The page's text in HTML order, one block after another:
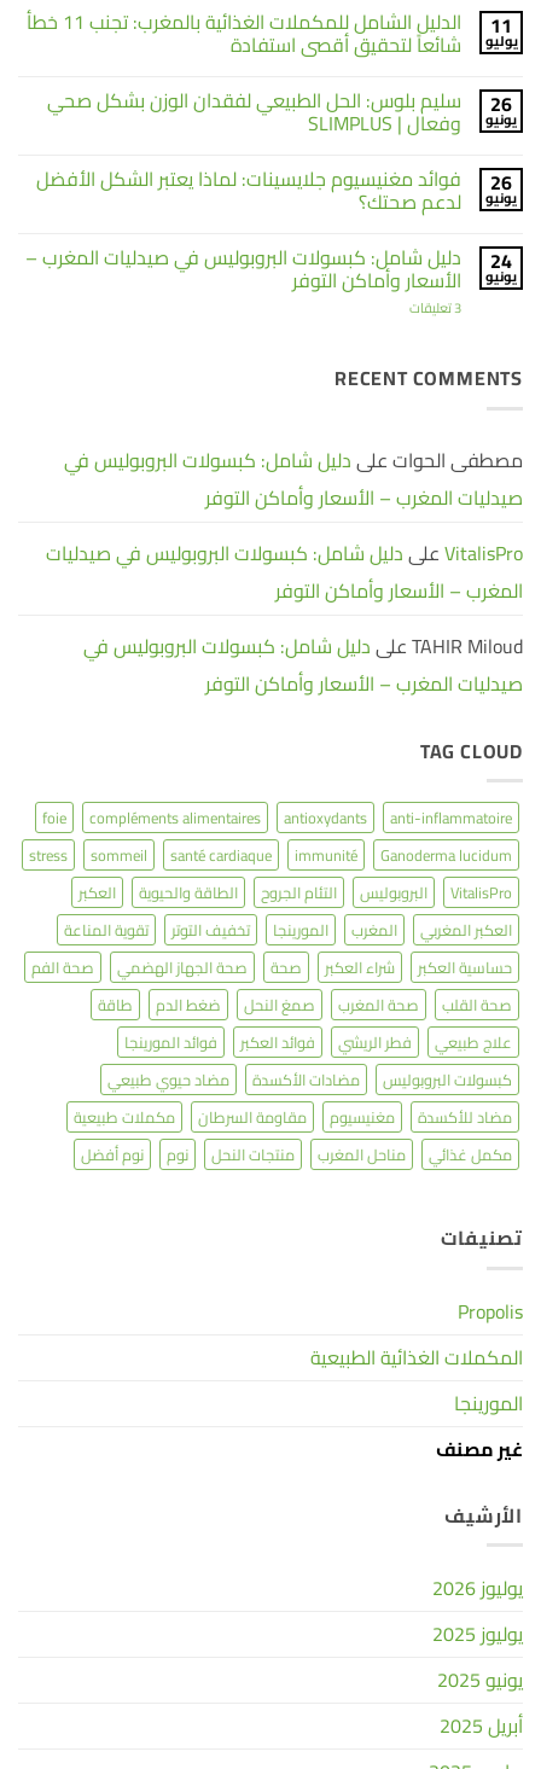
تعليقات
على
فيتامين
دليلك
الكامل
للطاقة،
التعب
11
يوليو
الدليل الشامل للمكملات الغذائية بالمغرب: تجنب 11 خطأ
شائعاً لتحقيق أقصى استفادة
تعليقات
على
الدليل
الغذائية
بالمغرب:
تجنب
شائعاً
لتحقيق
أقصى
استفادة
26
يونيو
سليم بلوس: الحل الطبيعي لفقدان الوزن بشكل صحي
وفعال | SLIMPLUS
تعليقات
على
سليم
الطبيعي
لفقدان
الوزن
بشكل
صحي
SLIMPLUS
26
يونيو
فوائد مغنيسيوم جلايسينات: لماذا يعتبر الشكل الأفضل
لدعم صحتك؟
تعليقات
على
فوائد
مغنيسيوم
جلايسينات:
الشكل
الأفضل
24
يونيو
دليل شامل: كبسولات البروبوليس في صيدليات المغرب –
الأسعار وأماكن التوفر
3 تعليقات على
البروبوليس
في
الأسعار
وأماكن
RECENT COMMENTS
مصطفى الحواتعلىدليل شامل: كبسولات البروبوليس في
صيدليات المغرب – الأسعار وأماكن التوفر
VitalisProعلىدليل شامل: كبسولات البروبوليس في صيدليات
المغرب – الأسعار وأماكن التوفر
TAHIR Miloudعلىدليل شامل: كبسولات البروبوليس في
صيدليات المغرب – الأسعار وأماكن التوفر
TAG CLOUD
anti-inflammatoire
antioxydants
compléments alimentaires
foie
Ganoderma lucidum
immunité
santé cardiaque
sommeil
stress
VitalisPro
البروبوليس التئام الجروح الطاقة والحيوية
العكبر
العكبر المغربي
المغرب المورينجا تخفيف التوتر
تقوية المناعة
حساسية العكبر
شراء العكبر صحة صحة الجهاز الهضمي
صحة الفم
صحة القلب
صحة المغرب صمغ النحل ضغط الدم
طاقة
علاج طبيعي
فطر الريشي فوائد العكبر
فوائد المورينجا
كبسولات البروبوليس
مضادات الأكسدة
مضاد حيوي طبيعي
مضاد للأكسدة
مغنيسيوم مقاومة السرطان
مكملات طبيعية
مكمل غذائي
مناحل المغرب منتجات النحل نوم نوم أفضل
تصنيفات
Propolis
المكملات الغذائية الطبيعية
المورينجا
غير مصنف
الأرشيف
يوليوز 2026
يوليوز 2025
يونيو 2025
أبريل 2025